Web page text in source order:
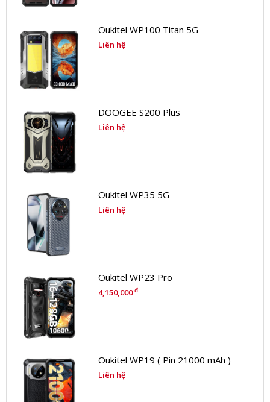
Oukitel WP100 Titan 5G
Liên hệ
DOOGEE S200 Plus
Liên hệ
Oukitel WP35 5G
Liên hệ
Oukitel WP23 Pro
4,150,000đ
Oukitel WP19 ( Pin 21000 mAh )
Liên hệ